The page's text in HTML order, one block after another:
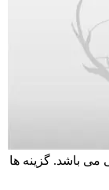
می باشد. گزینه ها